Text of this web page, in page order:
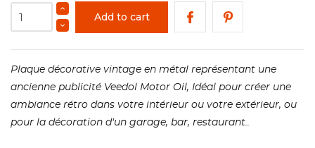
Add to cart
Plaque décorative vintage en métal représentant une
ancienne publicité Veedol Motor Oil, Idéal pour créer une
ambiance rétro dans votre intérieur ou votre extérieur, ou
pour la décoration d'un garage, bar, restaurant..